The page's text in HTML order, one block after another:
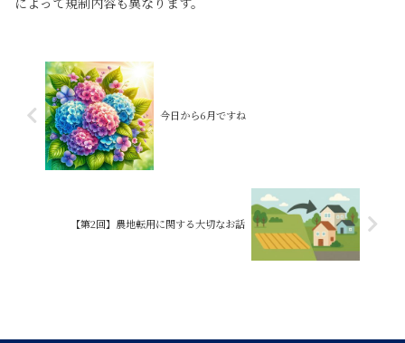
今日から6月ですね
【第2回】農地転用に関する大切なお話